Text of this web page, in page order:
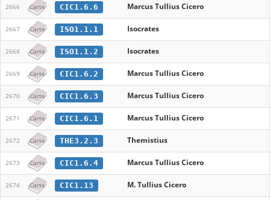
2666 Carte CIC1.6.6 Marcus Tullius Cicero
2667 Carte ISO1.1.1 Isocrates
2668 Carte ISO1.1.2 Isocrates
2669 Carte CIC1.6.2 Marcus Tullius Cicero
2670 Carte CIC1.6.3 Marcus Tullius Cicero
2671 Carte CIC1.6.1 Marcus Tullius Cicero
2672 Carte THE3.2.3 Themistius
2673 Carte CIC1.6.4 Marcus Tullius Cicero
2674 Carte CIC1.13 M. Tullius Cicero